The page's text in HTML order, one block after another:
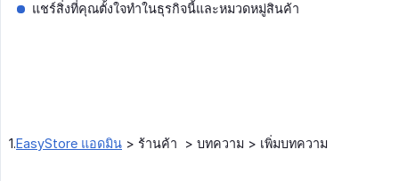
แชร์สิ่งที่คุณตั้งใจทำในธุรกิจนี้และหมวดหมู่สินค้า
1.EasyStore แอดมิน > ร้านค้า > บทความ > เพิ่มบทความ